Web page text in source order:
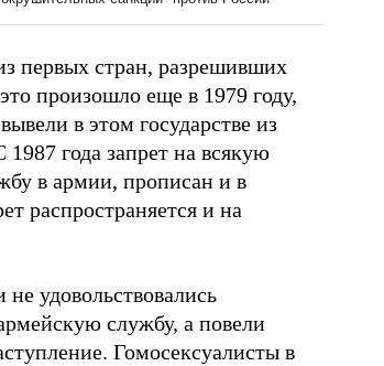
первых стран, разрешивших
произошло еще в 1979 году,
в этом государстве из
года запрет на всякую
в армии, прописан и в
распространяется и на
удовольствовались
службу, а повели
Гомосексуалисты в